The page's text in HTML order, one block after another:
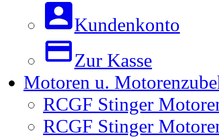
Kundenkonto
Zur Kasse
Motoren u.
RCGF Stinger
RCGF Stinger